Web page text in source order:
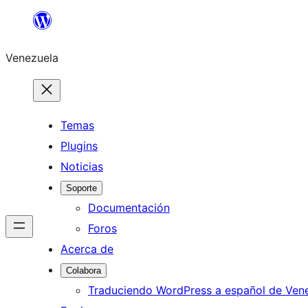
Saltar
contenido
Venezuela
Temas
Plugins
Noticias
Soporte
Documentación
Foros
Acerca de
Colabora
Traduciendo WordPress a español de